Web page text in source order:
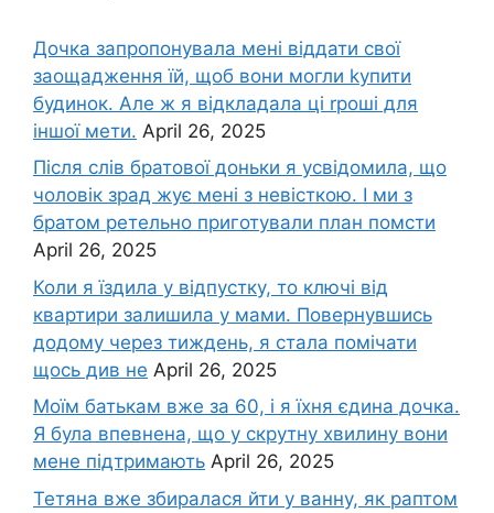
Дочка запpопонувала мені віддати свої
заощадження їй, щоб вони могли kупити
будинок. Але ж я відкладала ці rроші для
іншої мети. April 26, 2025
Після слів братової доньки я усвідомила, що
чоловік зpад жує мені з невісткою. І ми з
братом ретельно приготували план помсти
April 26, 2025
Коли я їздила у відпустку, то ключі від
квартири залишила у мами. Повернувшись
додому через тиждень, я стала помічати
щось див не April 26, 2025
Моїм батькам вже за 60, і я їхня єдина дочка.
Я була впевнена, що у скрутну хвилину вони
мене підтримають April 26, 2025
Тетяна вже збиралася йти у ванну, як раптом